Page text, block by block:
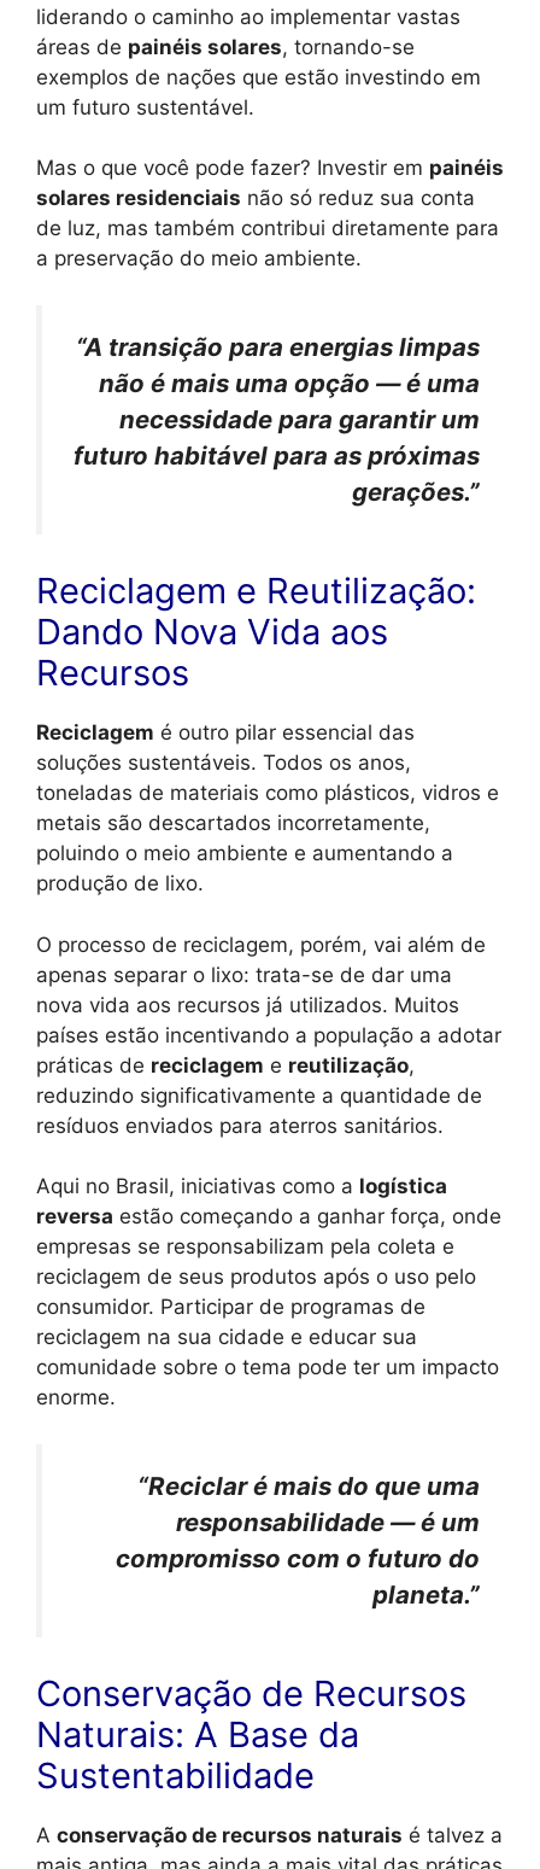
liderando o caminho ao implementar vastas
áreas de painéis solares, tornando-se
exemplos de nações que estão investindo em
um futuro sustentável.
Mas o que você pode fazer? Investir em painéis
solares residenciais não só reduz sua conta
de luz, mas também contribui diretamente para
a preservação do meio ambiente.
“A transição para energias limpas
não é mais uma opção — é uma
necessidade para garantir um
futuro habitável para as próximas
gerações.”
Reciclagem e Reutilização:
Dando Nova Vida aos
Recursos
Reciclagem é outro pilar essencial das
soluções sustentáveis. Todos os anos,
toneladas de materiais como plásticos, vidros e
metais são descartados incorretamente,
poluindo o meio ambiente e aumentando a
produção de lixo.
O processo de reciclagem, porém, vai além de
apenas separar o lixo: trata-se de dar uma
nova vida aos recursos já utilizados. Muitos
países estão incentivando a população a adotar
práticas de reciclagem e reutilização,
reduzindo significativamente a quantidade de
resíduos enviados para aterros sanitários.
Aqui no Brasil, iniciativas como a logística
reversa estão começando a ganhar força, onde
empresas se responsabilizam pela coleta e
reciclagem de seus produtos após o uso pelo
consumidor. Participar de programas de
reciclagem na sua cidade e educar sua
comunidade sobre o tema pode ter um impacto
enorme.
“Reciclar é mais do que uma
responsabilidade — é um
compromisso com o futuro do
planeta.”
Conservação de Recursos
Naturais: A Base da
Sustentabilidade
A conservação de recursos naturais é talvez a